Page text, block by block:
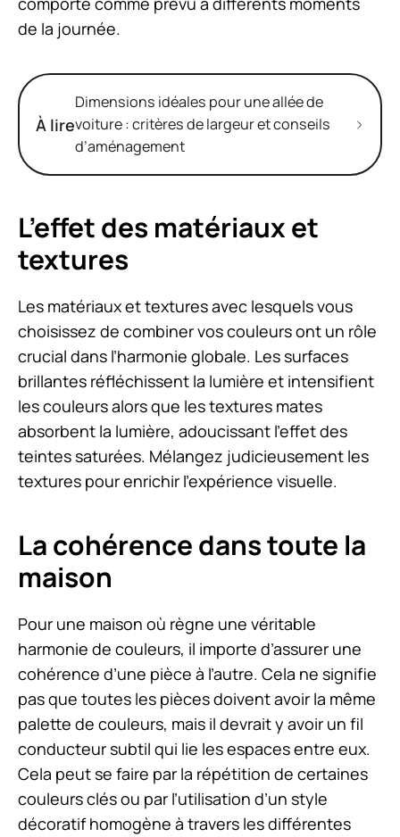
de la journée.
À lire
Dimensions idéales pour une allée de
voiture : critères de largeur et conseils
d’aménagement
L’effet des matériaux et
textures
Les matériaux et textures avec lesquels vous
choisissez de combiner vos couleurs ont un rôle
crucial dans l’harmonie globale. Les surfaces
brillantes réfléchissent la lumière et intensifient
les couleurs alors que les textures mates
absorbent la lumière, adoucissant l’effet des
teintes saturées. Mélangez judicieusement les
textures pour enrichir l’expérience visuelle.
La cohérence dans toute la
maison
Pour une maison où règne une véritable
harmonie de couleurs, il importe d’assurer une
cohérence d’une pièce à l’autre. Cela ne signifie
pas que toutes les pièces doivent avoir la même
palette de couleurs, mais il devrait y avoir un fil
conducteur subtil qui lie les espaces entre eux.
Cela peut se faire par la répétition de certaines
couleurs clés ou par l’utilisation d’un style
décoratif homogène à travers les différentes